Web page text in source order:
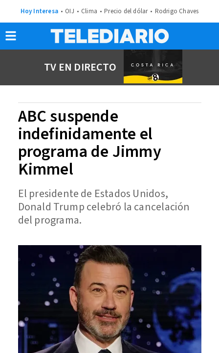
Hoy Interesa OIJ Clima Precio del dólar Rodrigo Chaves
TV EN DIRECTO
ABC suspende
indefinidamente el
programa de Jimmy
Kimmel
El presidente de Estados Unidos,
Donald Trump celebró la cancelación
del programa.